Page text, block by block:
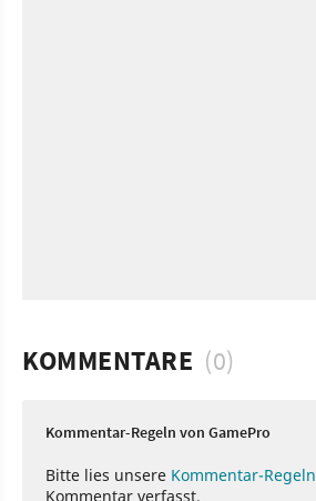
KOMMENTARE (0)
Kommentar-Regeln von GamePro
Bitte lies unsere Kommentar-Regeln
Kommentar verfasst.